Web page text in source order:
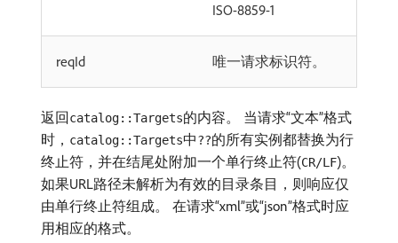
ISO-8859-1
reqId 唯一请求标识符。
返回catalog::Targets的内容。 当请求“文本”格式
时， catalog::Targets中??的所有实例都替换为行
终止符，并在结尾处附加一个单行终止符(CR/LF)。
如果URL路径未解析为有效的目录条目，则响应仅
由单行终止符组成。 在请求“xml”或“json”格式时应
用相应的格式。